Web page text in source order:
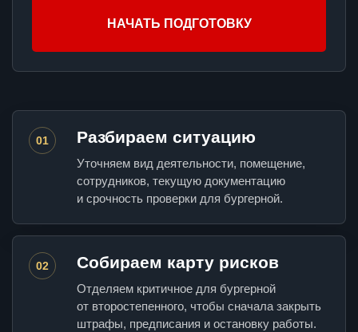
НАЧАТЬ ПОДГОТОВКУ
01 Разбираем ситуацию
Уточняем вид деятельности, помещение,
сотрудников, текущую документацию
и срочность проверки для бургерной.
02 Собираем карту рисков
Отделяем критичное для бургерной
от второстепенного, чтобы сначала закрыть
штрафы, предписания и остановку работы.